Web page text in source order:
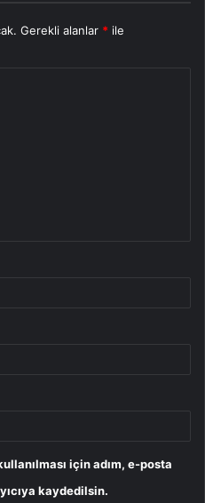
Gerekli alanlar * ile
için adım, e-posta
kaydedilsin.